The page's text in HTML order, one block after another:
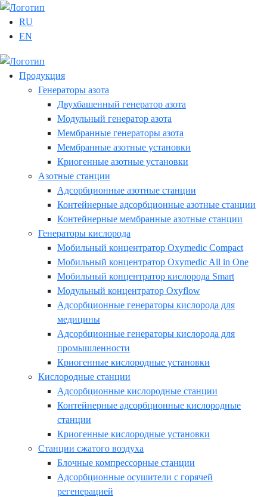
RU
EN
Продукция
Генераторы азота
Двухбашенный генератор азота
Модульный генератор азота
Мембранные генераторы азота
Мембранные азотные установки
Криогенные азотные установки
Азотные станции
Адсорбционные азотные станции
Контейнерные адсорбционные азотные станции
Контейнерные мембранные азотные станции
Генераторы кислорода
Мобильный концентратор Oxymedic Сompact
Мобильный концентратор Oxymedic All in One
Мобильный концентратор кислорода Smart
Модульный концентратор Oxyflow
Адсорбционные генераторы кислорода для
медицины
Адсорбционные генераторы кислорода для
промышленности
Криогенные кислородные установки
Кислородные станции
Адсорбционные кислородные станции
Контейнерные адсорбционные кислородные
станции
Криогенные кислородные установки
Станции сжатого воздуха
Блочные компрессорные станции
Адсорбционные осушители с горячей
регенерацией